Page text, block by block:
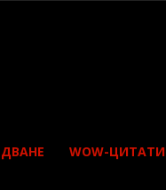
WOW-ЦИТАТИ